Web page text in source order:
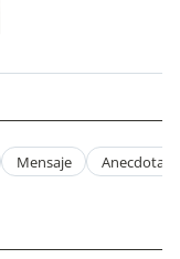
Mensaje Anecdota